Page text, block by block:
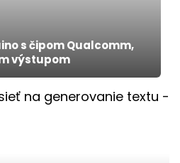
s čipom Qualcomm,
výstupom